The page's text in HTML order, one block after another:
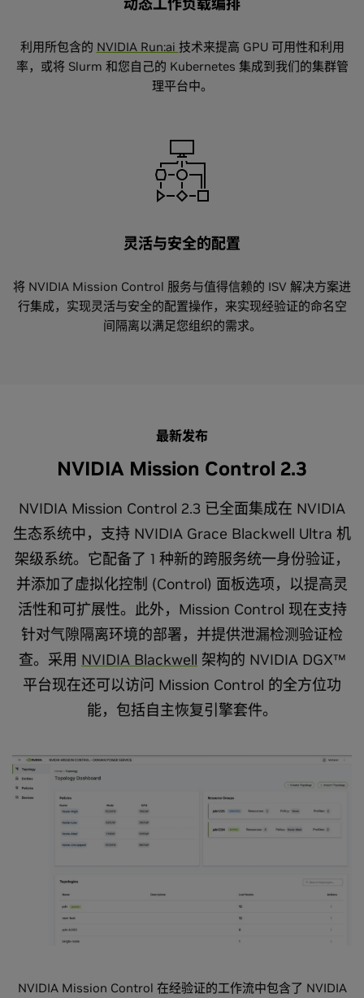
利用所包含的 NVIDIA Run:ai 技术来提高 GPU 可用性和利用
率，或将 Slurm 和您自己的 Kubernetes 集成到我们的集群管
理平台中。
灵活与安全的配置
将 NVIDIA Mission Control 服务与值得信赖的 ISV 解决方案进
行集成，实现灵活与安全的配置操作，来实现经验证的命名空
间隔离以满足您组织的需求。
最新发布
NVIDIA Mission Control 2.3
NVIDIA Mission Control 2.3 已全面集成在 NVIDIA
生态系统中，支持 NVIDIA Grace Blackwell Ultra 机
架级系统。它配备了 1 种新的跨服务统一身份验证，
并添加了虚拟化控制 (Control) 面板选项，以提高灵
活性和可扩展性。此外，Mission Control 现在支持
针对气隙隔离环境的部署，并提供泄漏检测验证检
查。采用 NVIDIA Blackwell 架构的 NVIDIA DGX™
平台现在还可以访问 Mission Control 的全方位功
能，包括自主恢复引擎套件。
NVIDIA Mission Control 在经验证的工作流中包含了 NVIDIA